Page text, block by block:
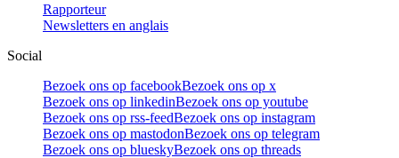
Rapporteur
Newsletters en anglais
Social
Bezoek ons op facebookBezoek ons op x
Bezoek ons op linkedinBezoek ons op youtube
Bezoek ons op rss-feedBezoek ons op instagram
Bezoek ons op mastodonBezoek ons op telegram
Bezoek ons op blueskyBezoek ons op threads